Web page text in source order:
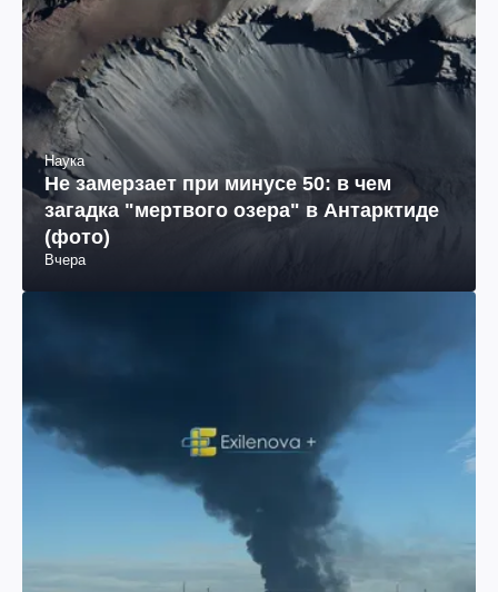
Наука
Не замерзает при минусе 50: в чем
загадка "мертвого озера" в Антарктиде
(фото)
Вчера